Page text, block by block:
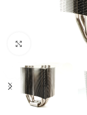
Click to enlarge